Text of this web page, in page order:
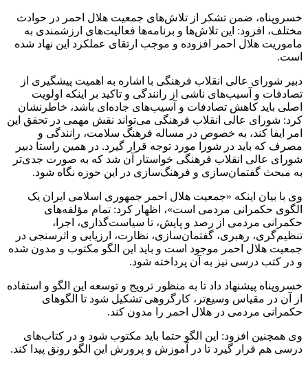
خسروپناه، ضمن تشکر از تلاش‌های جمعیت هلال احمر در حوادث
مختلف، افزود: این تلاش‌ها و برنامه‌ها فعالیت‌های ارزشمندی به
ماموریت هلال احمر افزوده و موجب ارتقای عملکرد این نهاد شده
است.
دبیر شورای عالی انقلاب فرهنگی با اشاره به اهمیت پیشگیری از
تصادفات و آسیب‌های ناشی از رانندگی و تاکید بر اینکه اولویت
اصلی باید کاهش تصادفات و آسیب‌های جاده‌ای باشد، خاطرنشان
کرد: شورای عالی انقلاب فرهنگی می‌تواند نقش مهمی در تحقق این
امر ایفا کند، به خصوص در مساله فرهنگ سلامت، رانندگی و
مصرف که باید در شورا مورد توجه قرار گیرد. در همین راستا دبیر
شورای عالی انقلاب فرهنگی خواستار آن شد که به صورت جدی‌تر
به مبحث گفتمان‌سازی و فرهنگ‌سازی در این حوزه نگاه شود.
وی با بیان اینکه «جمعیت هلال احمر جمهوری اسلامی ایران یک
الگوی حکمرانی مردمی است»، اظهار کرد: تمام مؤلفه‌های
حکمرانی مردمی از رصد و پایش، تا سیاست‌گذاری، اجرا،
تنظیم‌گری، رهبری، گفتمان‌سازی، نظارت، ارزیابی و اثرسنجی در
جمعیت هلال احمر موجود است و باید این الگو مکتوب و مدون شده
و در کتب درسی نیز به آن پرداخته شود.
خسروپناه پیشنهاد داد تا به منظور ترویج و توسعه این الگو و استفاده
از آن در مقیاس وسیع‌تر، کارگروهی تشکیل شود تا الگوهای
حکمرانی مردمی در هلال احمر را مدون کند.
وی همچنین افزود: این الگو حتما باید مکتوب شود و در کتاب‌های
درسی هم قرار گیرد تا در آموزش و پرورش این الگو رونق پیدا کند.